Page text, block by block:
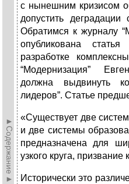
►Содержание►
с нынешним кризисом
допустить
Обратимся к журналу
опубликована
разработке
“Модернизация”
должна выдвинуть
лидеров”. Статье
«Существует две
и две системы
предназначена для
узкого круга,
Исторически это